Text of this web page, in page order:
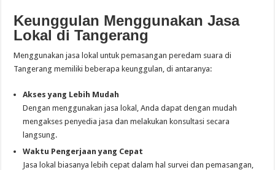
Keunggulan Menggunakan Jasa
Lokal di Tangerang
Menggunakan jasa lokal untuk pemasangan peredam suara di
Tangerang memiliki beberapa keunggulan, di antaranya:
Akses yang Lebih Mudah
Dengan menggunakan jasa lokal, Anda dapat dengan mudah
mengakses penyedia jasa dan melakukan konsultasi secara
langsung.
Waktu Pengerjaan yang Cepat
Jasa lokal biasanya lebih cepat dalam hal survei dan pemasangan,